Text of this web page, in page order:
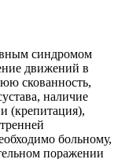
синдромом
движений в
скованность,
наличие
(крепитация),
больному,
поражении